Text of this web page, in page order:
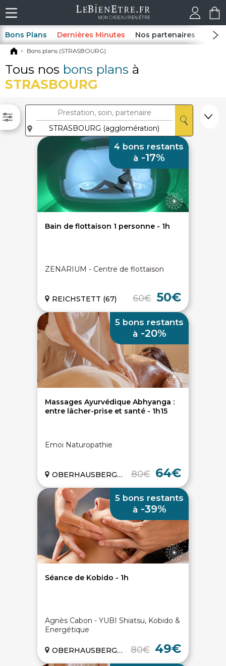
Bons Plans Dernières Minutes Nos partenaires Spas
Bons plans (STRASBOURG)
Tous nos bons plans à
STRASBOURG
Bain de flottaison 1 personne - 1h
ZENARIUM - Centre de flottaison
60€ 50€
REICHSTETT (67)
4 bons restants
à -17%
Massages Ayurvédique Abhyanga :
entre lâcher-prise et santé - 1h15
Emoi Naturopathie
80€ 64€
OBERHAUSBERGEN (67)
5 bons restants
à -20%
Séance de Kobido - 1h
Agnès Cabon - YUBI Shiatsu, Kobido &
Energétique
80€ 49€
OBERHAUSBERGEN (67)
5 bons restants
à -39%